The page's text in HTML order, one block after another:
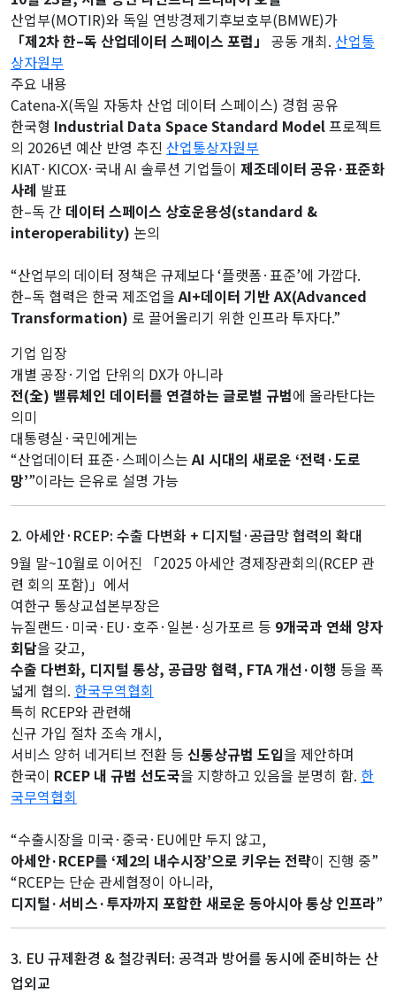
산업부(MOTIR)와 독일 연방경제기후보호부(BMWE)가
「제2차 한–독 산업데이터 스페이스 포럼」 공동 개최. 산업통
상자원부
주요 내용
Catena-X(독일 자동차 산업 데이터 스페이스) 경험 공유
한국형 Industrial Data Space Standard Model프로젝트
의 2026년 예산 반영 추진 산업통상자원부
KIAT·KICOX·국내 AI 솔루션 기업들이 제조데이터 공유·표준화
사례 발표
한–독 간 데이터 스페이스 상호운용성(standard &
interoperability) 논의
“산업부의 데이터 정책은 규제보다 ‘플랫폼·표준’에 가깝다.
한–독 협력은 한국 제조업을AI+데이터 기반 AX(Advanced
Transformation) 로 끌어올리기 위한 인프라 투자다.”
기업 입장
개별 공장·기업 단위의 DX가 아니라
전(全) 밸류체인 데이터를 연결하는 글로벌 규범에 올라탄다는
의미
대통령실·국민에게는
“산업데이터 표준·스페이스는AI 시대의 새로운 ‘전력·도로
망’”이라는 은유로 설명 가능
2. 아세안·RCEP: 수출 다변화 + 디지털·공급망 협력의 확대
9월 말~10월로 이어진 「2025 아세안 경제장관회의(RCEP 관
련 회의 포함)」에서
여한구 통상교섭본부장은
뉴질랜드·미국·EU·호주·일본·싱가포르 등 9개국과 연쇄 양자
회담을 갖고,
수출 다변화, 디지털 통상, 공급망 협력, FTA 개선·이행 등을 폭
넓게 협의. 한국무역협회
특히 RCEP와 관련해
신규 가입 절차 조속 개시,
서비스 양허 네거티브 전환 등 신통상규범 도입을 제안하며
한국이 RCEP 내 규범 선도국을 지향하고 있음을 분명히 함. 한
국무역협회
“수출시장을 미국·중국·EU에만 두지 않고,
아세안·RCEP를 ‘제2의 내수시장’으로 키우는 전략이 진행 중”
“RCEP는 단순 관세협정이 아니라,
디지털·서비스·투자까지 포함한 새로운 동아시아 통상 인프라”
3. EU 규제환경 & 철강쿼터: 공격과 방어를 동시에 준비하는 산
업외교